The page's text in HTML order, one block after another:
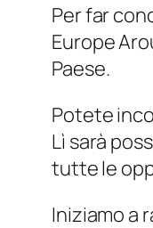
Per far
Europe
Paese.
Potete
Lì sarà
tutte le
Iniziamo a